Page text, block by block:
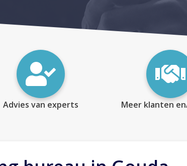
Advies van experts Meer klanten